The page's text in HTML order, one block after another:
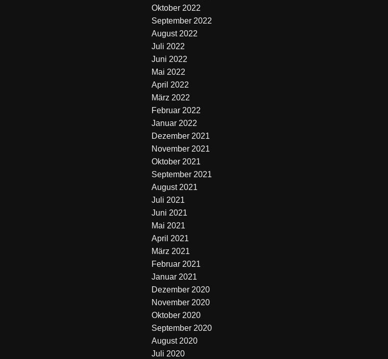
Oktober 2022
September 2022
August 2022
Juli 2022
Juni 2022
Mai 2022
April 2022
März 2022
Februar 2022
Januar 2022
Dezember 2021
November 2021
Oktober 2021
September 2021
August 2021
Juli 2021
Juni 2021
Mai 2021
April 2021
März 2021
Februar 2021
Januar 2021
Dezember 2020
November 2020
Oktober 2020
September 2020
August 2020
Juli 2020